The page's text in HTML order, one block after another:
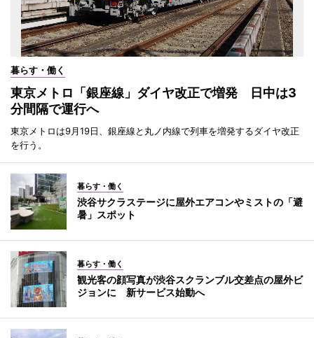
暮らす・働く
東京メトロ「銀座線」ダイヤ改正で増発 日中は3
分間隔で運行へ
東京メトロは9月19日、銀座線と丸ノ内線で列車を増発するダイヤ改正
を行う。
暮らす・働く
渋谷サクラステージに屋外エアコンやミストの「避
暑」スポット
暮らす・働く
観光客の顔写真が渋谷スクランブル交差点の屋外ビ
ジョンに 新サービス始動へ